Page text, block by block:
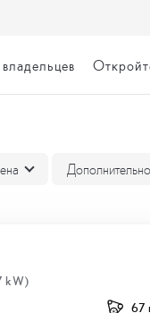
Дополнительно
kW)
67